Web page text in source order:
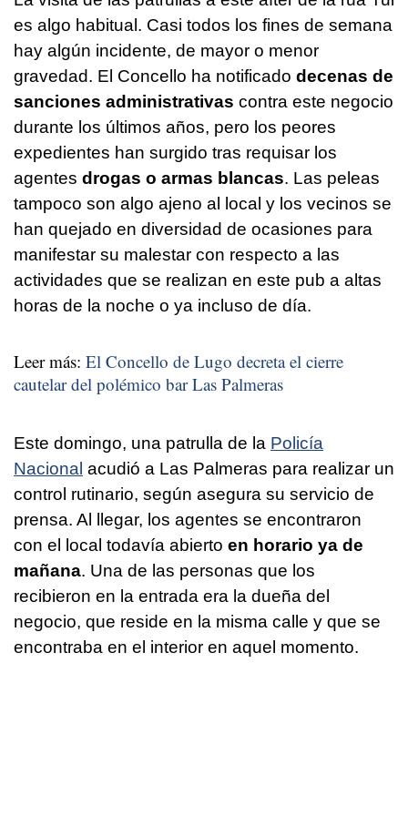
es algo habitual. Casi todos los fines de semana
hay algún incidente, de mayor o menor
gravedad. El Concello ha notificado decenas de
sanciones administrativas contra este negocio
durante los últimos años, pero los peores
expedientes han surgido tras requisar los
agentes drogas o armas blancas. Las peleas
tampoco son algo ajeno al local y los vecinos se
han quejado en diversidad de ocasiones para
manifestar su malestar con respecto a las
actividades que se realizan en este pub a altas
horas de la noche o ya incluso de día.
Leer más: El Concello de Lugo decreta el cierre
cautelar del polémico bar Las Palmeras
Este domingo, una patrulla de la Policía
Nacional acudió a Las Palmeras para realizar un
control rutinario, según asegura su servicio de
prensa. Al llegar, los agentes se encontraron
con el local todavía abierto en horario ya de
mañana. Una de las personas que los
recibieron en la entrada era la dueña del
negocio, que reside en la misma calle y que se
encontraba en el interior en aquel momento.